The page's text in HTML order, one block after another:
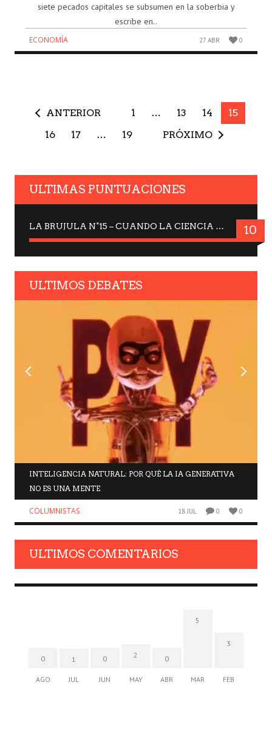
siete pecados capitales se subsumen en la soberbia y
escribe en..
ECONOMÍA 27 ABR 0
ANTERIOR 1 … 13 14
15
16
17 … 19 PRÓXIMO
ULTIMAS PUNTUACIONES
LA BRUJULA N°15 – CUANDO LA CIENCIA MIRA AL CIELO, DRA. ELISABETH KÜBLER-ROSS 10
ULTIMOS DEBATES
INTELIGENCIA NATURAL: POR QUÉ LA IA GENERATIVA
NO ES UNA MENTE
COLUMNISTAS 18 JUL 0 0
ULTIMOS COMENTARIOS
0
AGO
1
JUL
0
JUN
2
MAY
0
ABR
5
MAR
3
FEB